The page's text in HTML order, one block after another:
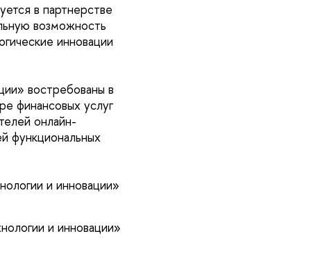
в партнерстве
возможность
инновации
востребованы в
финансовых услуг
онлайн-
функциональных
и инновации»
и инновации»